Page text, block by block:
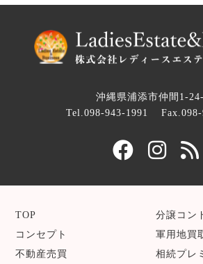
沖縄県浦添市仲間1-
Tel.098-943-1991
TOP
コンセプト
不動産売買
分譲コン
軍用地買
相続プレ